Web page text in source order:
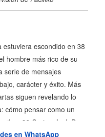
estuviera escondido en 38
hombre más rico de su
serie de mensajes
carácter y éxito. Más
siguen revelando lo
cómo pensar como un
38 Cartas de J. D.
única: una edición
en WhatsApp